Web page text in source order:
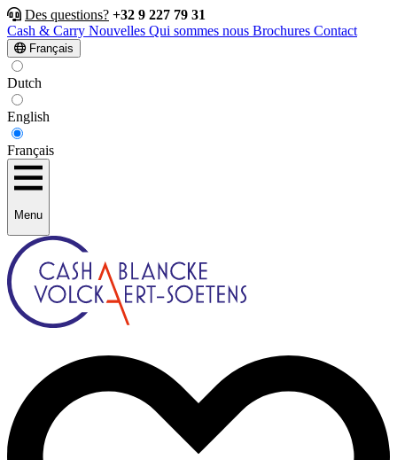
Des questions? +32 9 227 79 31
Cash & Carry Nouvelles Qui sommes nous Brochures Contact
Français
Dutch
English
Français
Menu